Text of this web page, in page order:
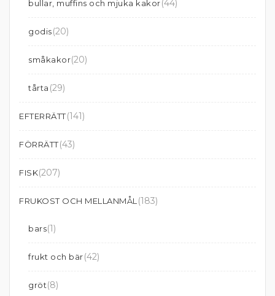
bullar, muffins och mjuka kakor(44)
godis(20)
småkakor(20)
tårta (29)
EFTERRÄTT(141)
FÖRRÄTT(43)
FISK(207)
FRUKOST OCH MELLANMÅL (183)
bars(1)
frukt och bär(42)
gröt(8)